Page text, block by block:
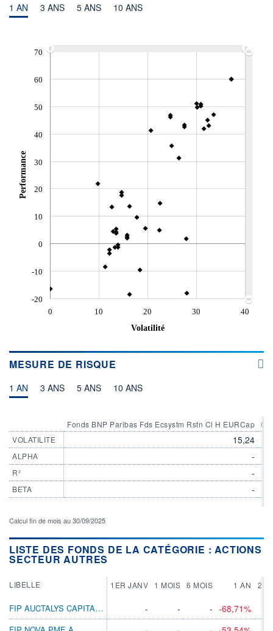
CTO BUSINESS
ACTIF NET (EUR)
24M / 30.09.25
NOTATION MORNINGSTAR ⁽¹⁾
RISQUE DU FONDS (SRI)
+ PORTEFEUILLE
1 AN 3 ANS 5 ANS 10 ANS
-20
-10
0
10
20
30
40
50
60
70
Performance
0 10 20 30
40
Volatilité
MESURE DE RISQUE
1 AN 3 ANS 5 ANS 10 ANS
VOLATILITE
ALPHA
R²
BETA
Fonds BNP Paribas Fds Ecsystm Rstn Cl H EURCap
15,24
-
-
-
Calcul fin de mois au 30/09/2025
LISTE DES FONDS DE LA CATÉGORIE : ACTIONS
SECTEUR AUTRES
LIBELLE 1ER JANV 1 MOIS 6 MOIS 1 AN 2
FIP AUCTALYS CAPITAL PME A - - - -68,71%